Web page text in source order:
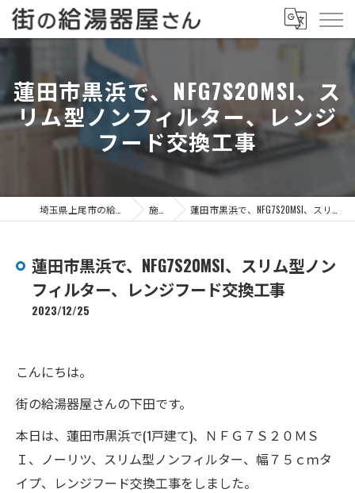
蓮田市黒浜で、NFG7S20MSI、ス
リム型ノンフィルター、レンジ
フード交換工事
埼玉県上尾市の給湯器なら街の給湯器屋さん 施工事例 蓮田市黒浜で、NFG7S20MSI、スリム型ノンフィルター、レンジフード交換工事
蓮田市黒浜で、NFG7S20MSI、スリム型ノン
フィルター、レンジフード交換工事
2023/12/25
こんにちは。
街の給湯器屋さんの下田です。
本日は、蓮田市黒浜で(1戸建て)、ＮＦＧ７Ｓ２０ＭＳ
Ｉ、ノーリツ、スリム型ノンフィルター、幅７５ｃｍタ
イプ、レンジフード交換工事をしました。